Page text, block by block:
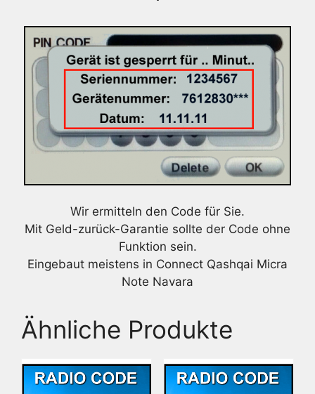
Wir ermitteln den Code für Sie.
Mit Geld-zurück-Garantie sollte der Code ohne
Funktion sein.
Eingebaut meistens in Connect Qashqai Micra
Note Navara
Ähnliche Produkte